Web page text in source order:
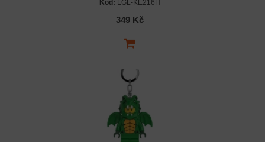
Kód: LGL-KE216H
349 Kč